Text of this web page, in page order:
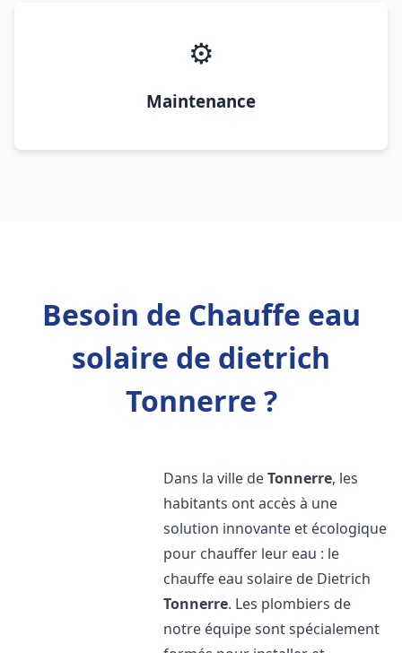
⚙️
Maintenance
Besoin de Chauffe eau
solaire de dietrich
Tonnerre ?
Dans la ville deTonnerre, les
habitants ont accès à une
solution innovante et écologique
pour chauffer leur eau : le
chauffe eau solaire de Dietrich
Tonnerre. Les plombiers de
notre équipe sont spécialement